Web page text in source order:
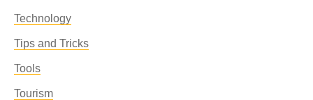
Technology
Tips and Tricks
Tools
Tourism